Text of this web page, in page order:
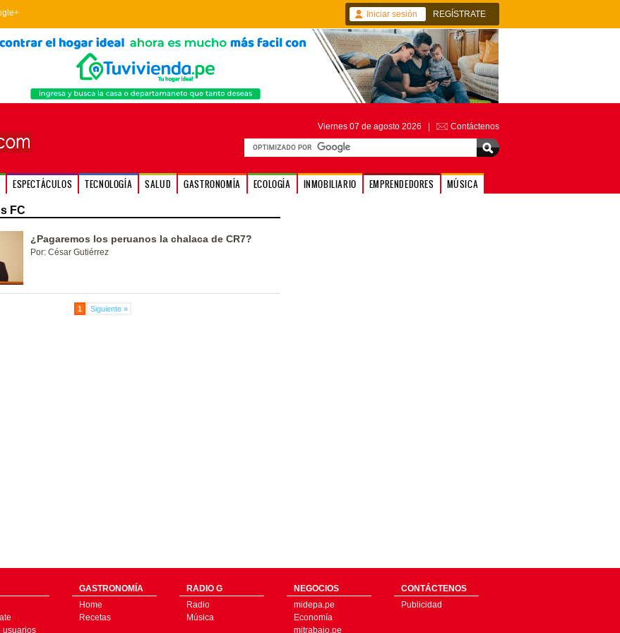
Iniciar sesión REGÍSTRATE
Viernes 07 de agosto 2026 | Contáctenos
ESPECTÁCULOS TECNOLOGÍA SALUD GASTRONOMÍA ECOLOGÍA INMOBILIARIO EMPRENDEDORES MÚSICA
FC
¿Pagaremos los peruanos la chalaca de CR7?
Por: César Gutiérrez
1 Siguiente »
usuarios
GASTRONOMÍA
Home
Recetas
RADIO G
Radio
Música
NEGOCIOS
midepa.pe
Economía
mitrabajo.pe
CONTÁCTENOS
Publicidad